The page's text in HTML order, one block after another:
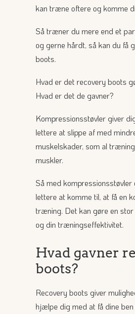
kan træne oftere og komme
Så træner du mere end et
og gerne hårdt, så kan du få
boots.
Hvad er det recovery boots
Hvad er det de gavner?
Kompressionsstøvler giver
lettere at slippe af med
muskelskader, som al
muskler.
Så med kompressionsstøvler
lettere at komme til, at få en
træning. Det kan gøre en
og din træningseffektivitet.
Hvad gavner
boots?
Recovery boots giver
hjælpe dig med at få dine